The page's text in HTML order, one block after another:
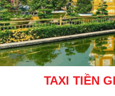
TAXI TIỀN